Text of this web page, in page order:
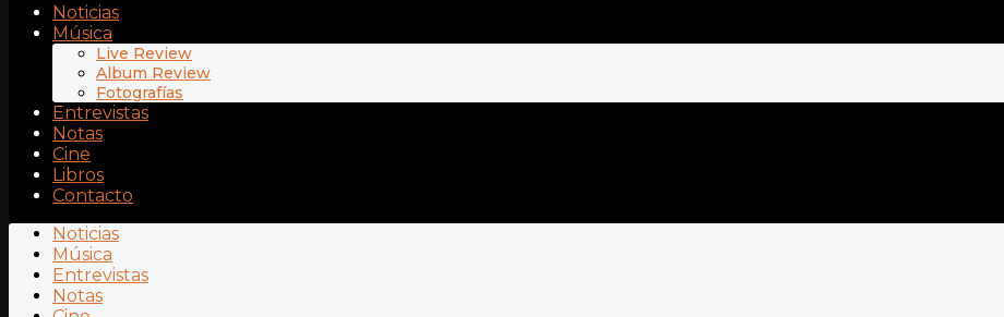
Noticias
Música
Live Review
Album Review
Fotografías
Entrevistas
Notas
Cine
Libros
Contacto
Noticias
Música
Entrevistas
Notas